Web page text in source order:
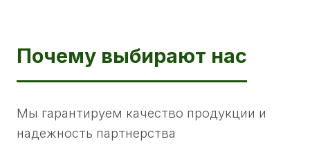
Почему выбирают нас
Мы гарантируем качество продукции и
надежность партнерства